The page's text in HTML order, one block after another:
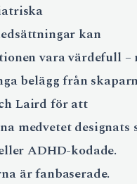
kan
vara värdefull –
belägg från
Laird för att
medvetet designats
ADHD-kodade.
är fanbaserade.